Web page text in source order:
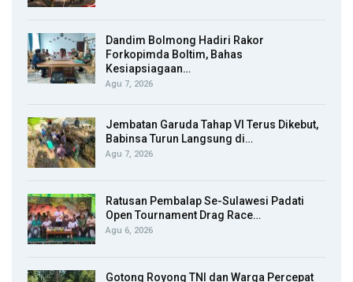
Dandim Bolmong Hadiri Rakor
Forkopimda Boltim, Bahas
Kesiapsiagaan…
Agu 7, 2026
Jembatan Garuda Tahap VI Terus Dikebut,
Babinsa Turun Langsung di…
Agu 7, 2026
Ratusan Pembalap Se-Sulawesi Padati
Open Tournament Drag Race…
Agu 6, 2026
Gotong Royong TNI dan Warga Percepat